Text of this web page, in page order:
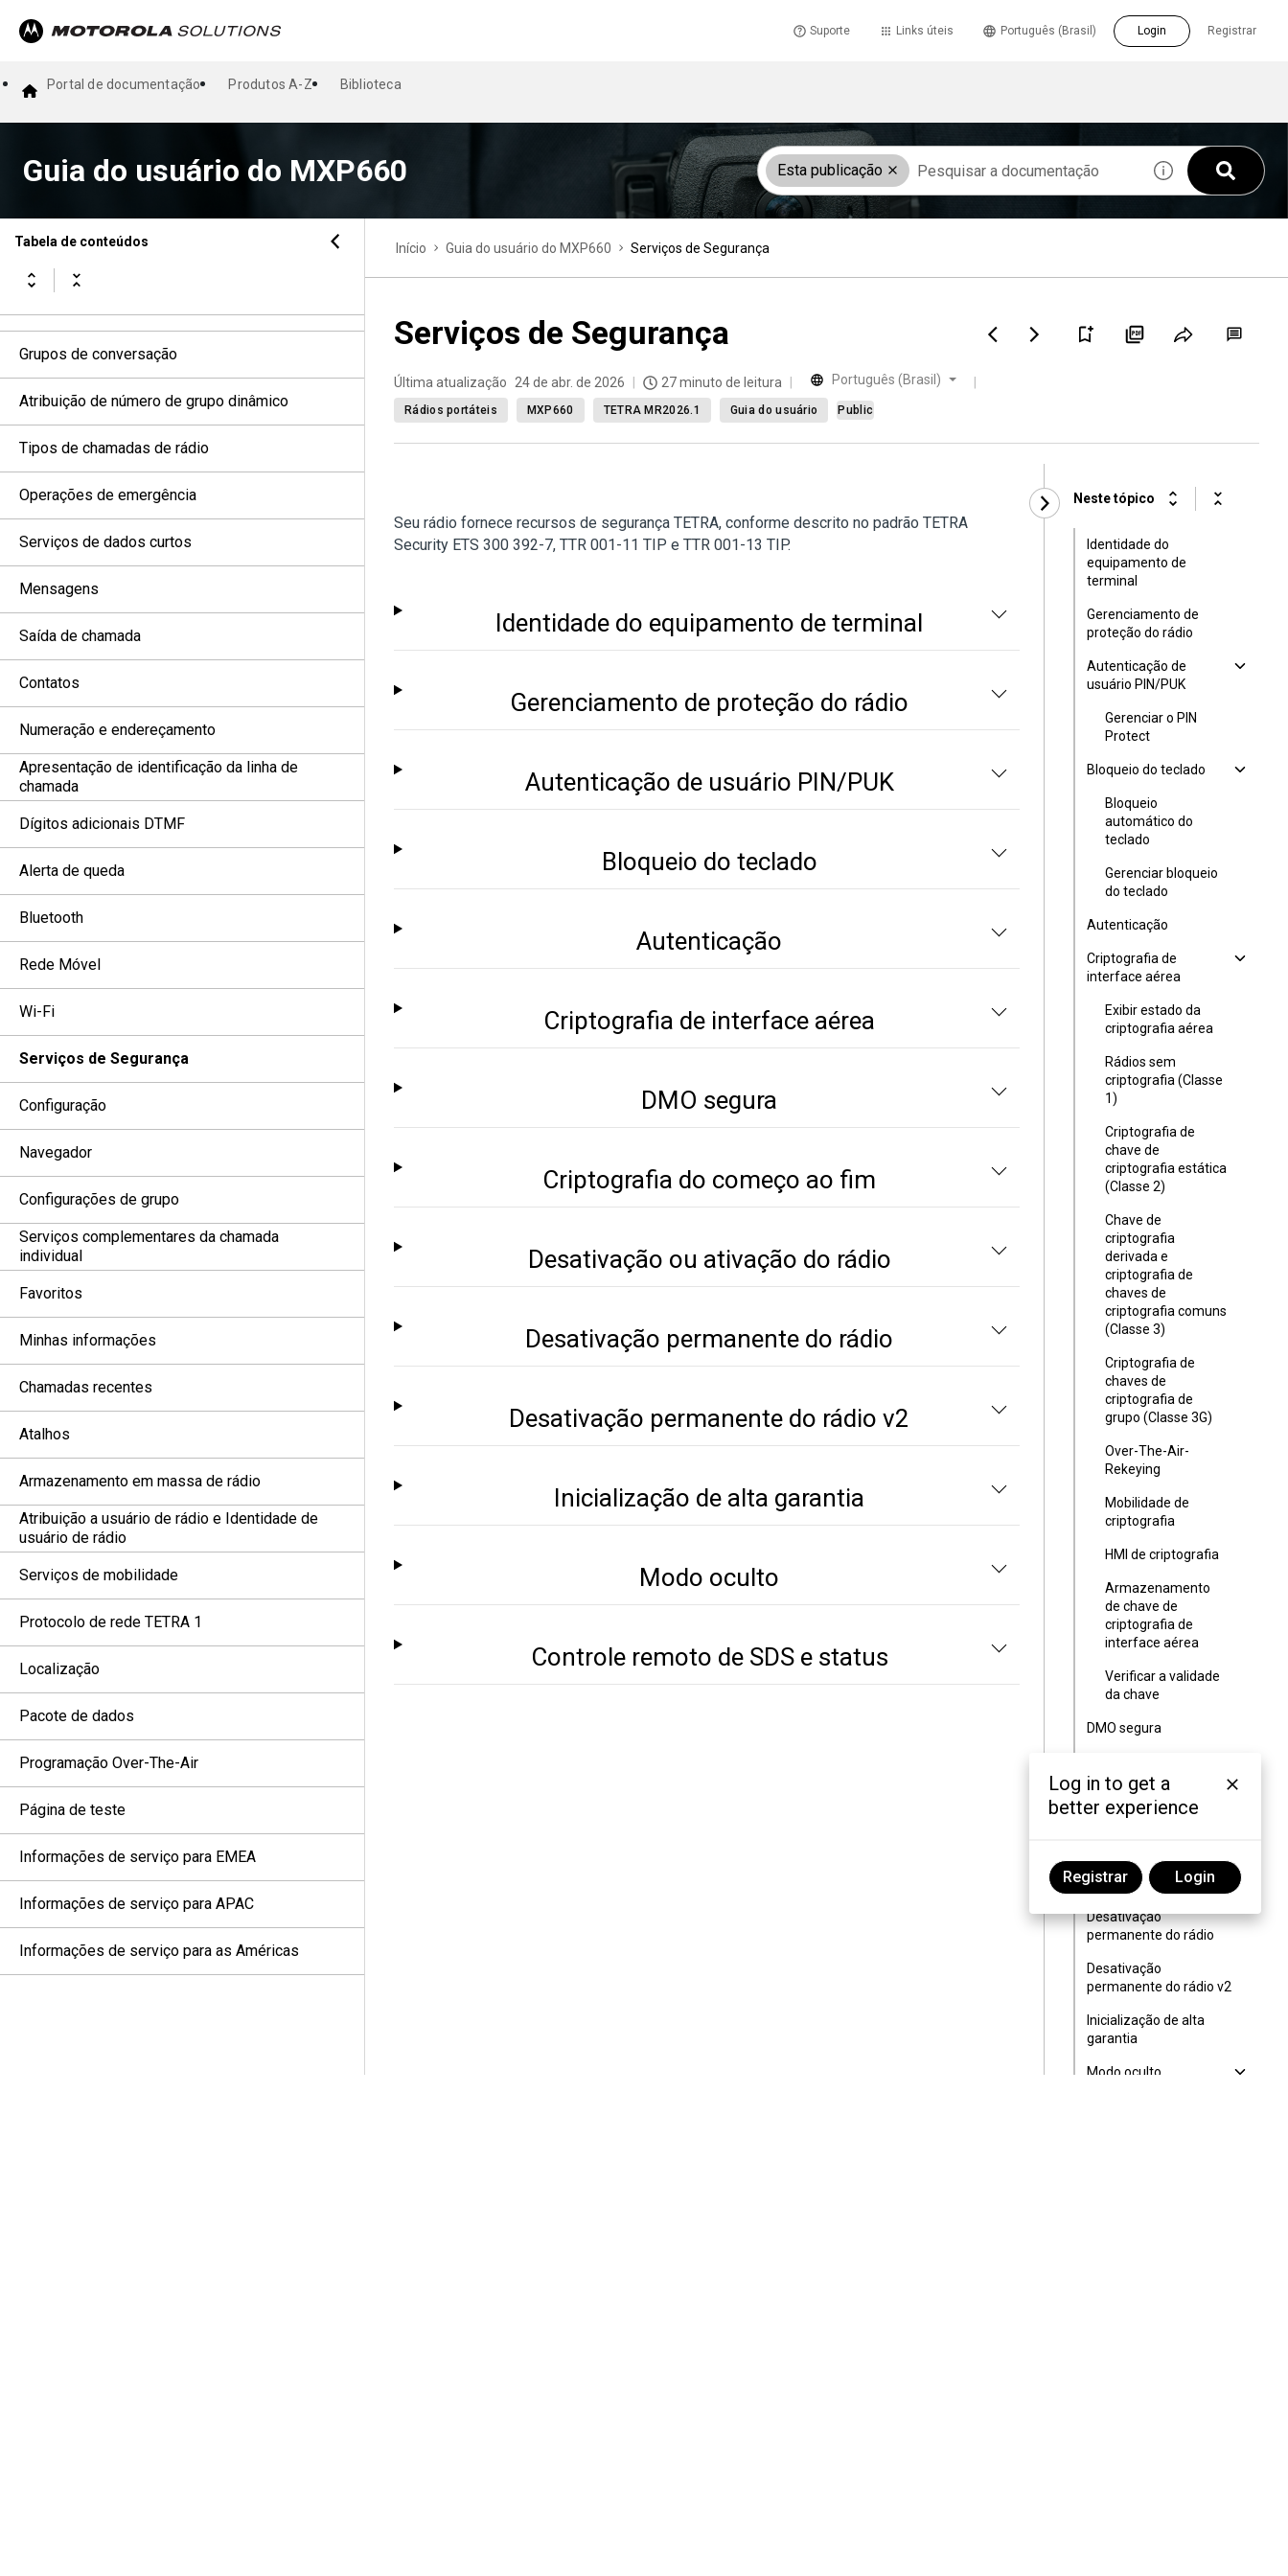
Suporte Links úteis Registrar
Português (Brasil) Login
Portal de documentação Produtos A-Z Biblioteca
Guia do usuário do MXP660 Esta publicação
Tabela de conteúdos
Visor e teclas
Indicações de ícone
Visão geral do teclado
Grupos de conversação
Atribuição de número de grupo dinâmico
Tipos de chamadas de rádio
Operações de emergência
Serviços de dados curtos
Mensagens
Saída de chamada
Contatos
Numeração e endereçamento
Apresentação de identificação da linha de
chamada
Dígitos adicionais DTMF
Alerta de queda
Bluetooth
Rede Móvel
Wi-Fi
Serviços de Segurança
Configuração
Navegador
Configurações de grupo
Serviços complementares da chamada
individual
Favoritos
Minhas informações
Chamadas recentes
Atalhos
Armazenamento em massa de rádio
Atribuição a usuário de rádio e Identidade de
usuário de rádio
Serviços de mobilidade
Protocolo de rede TETRA 1
Localização
Pacote de dados
Programação Over-The-Air
Página de teste
Informações de serviço para EMEA
Informações de serviço para APAC
Informações de serviço para as Américas
Início Guia do usuário do MXP660 Serviços de Segurança
Serviços de Segurança
Última atualização 24 de abr. de 2026 27 minuto de leitura Português (Brasil)
Rádios portáteis MXP660 TETRA MR2026.1 Guia do usuário Public
Seu rádio fornece recursos de segurança TETRA, conforme descrito no padrão TETRA
Security ETS 300 392-7, TTR 001-11 TIP e TTR 001-13 TIP.
Identidade do equipamento de terminal
Gerenciamento de proteção do rádio
Autenticação de usuário PIN/PUK
Bloqueio do teclado
Autenticação
Criptografia de interface aérea
DMO segura
Criptografia do começo ao fim
Desativação ou ativação do rádio
Desativação permanente do rádio
Desativação permanente do rádio v2
Inicialização de alta garantia
Modo oculto
Controle remoto de SDS e status
Neste tópico
Identidade do
equipamento de
terminal
Gerenciamento de
proteção do rádio
Autenticação de
usuário PIN/PUK
Gerenciar o PIN
Protect
Bloqueio do teclado
Bloqueio
automático do
teclado
Gerenciar bloqueio
do teclado
Autenticação
Criptografia de
interface aérea
Exibir estado da
criptografia aérea
Rádios sem
criptografia (Classe
1)
Criptografia de
chave de
criptografia estática
(Classe 2)
Chave de
criptografia
derivada e
criptografia de
chaves de
criptografia comuns
(Classe 3)
Criptografia de
chaves de
criptografia de
grupo (Classe 3G)
Over-The-Air-
Rekeying
Mobilidade de
criptografia
HMI de criptografia
Armazenamento
de chave de
criptografia de
interface aérea
Verificar a validade
da chave
DMO segura
ao fim
Selecionar o índice
Desativação ou
ativação do rádio
Desativação
permanente do rádio
Desativação
permanente do rádio v2
Inicialização de alta
garantia
Modo oculto
Log in to get a
better experience
Registrar Login